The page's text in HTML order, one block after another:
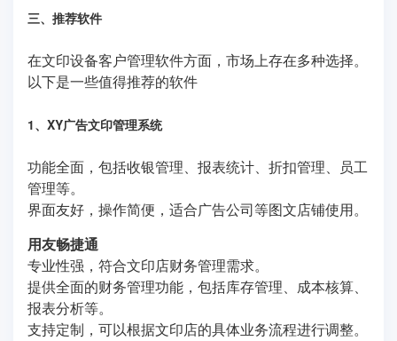
三、推荐软件
在文印设备客户管理软件方面，市场上存在多种选择。
以下是一些值得推荐的软件
1、XY广告文印管理系统
功能全面，包括收银管理、报表统计、折扣管理、员工
管理等。
界面友好，操作简便，适合广告公司等图文店铺使用。
用友畅捷通
专业性强，符合文印店财务管理需求。
提供全面的财务管理功能，包括库存管理、成本核算、
报表分析等。
支持定制，可以根据文印店的具体业务流程进行调整。